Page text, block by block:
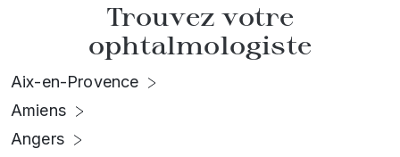
Trouvez votre
ophtalmologiste
Aix-en-Provence
Amiens
Angers